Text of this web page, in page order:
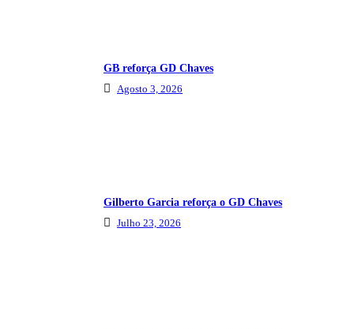
GB reforça GD Chaves
Agosto 3, 2026
Gilberto Garcia reforça o GD Chaves
Julho 23, 2026